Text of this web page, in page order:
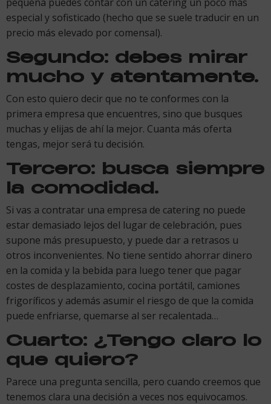
especial y sofisticado (hecho que se suele traducir en un
precio más elevado por comensal).
Segundo: debes mirar
mucho y atentamente.
Con esto quiero decir que no te conformes con la
primera empresa que encuentres, sino que busques
muchas y elijas de ahí la mejor. Cuanta más oferta
tengas, mejor será tu decisión.
Tercero: busca siempre
la comodidad.
Si vas a contratar una empresa de catering no puede
estar demasiado lejos del lugar de celebración, pues
supone más presupuesto, y puede dar a retrasos u
otros inconvenientes. No tiene sentido ahorrar dinero
en la comida y la bebida para luego tener que pagar
costes de desplazamiento, cocina portátil, camiones
frigoríficos y además asumir el riesgo de que la comida
puede enfriarse, quemarse al ser recalentada…
Cuarto: ¿Tengo claro lo
que quiero?
Parece una pregunta sencilla, pero cuando creemos que
tenemos clara una decisión a veces nos equivocamos.